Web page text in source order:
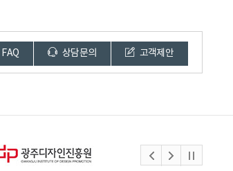
FAQ 상담문의 고객제안